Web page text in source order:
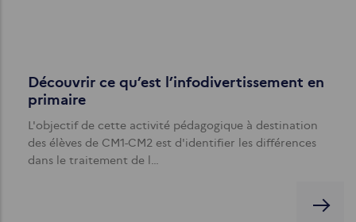
Découvrir ce qu’est l’infodivertissement en
primaire
L'objectif de cette activité pédagogique à destination
des élèves de CM1-CM2 est d'identifier les différences
dans le traitement de l…